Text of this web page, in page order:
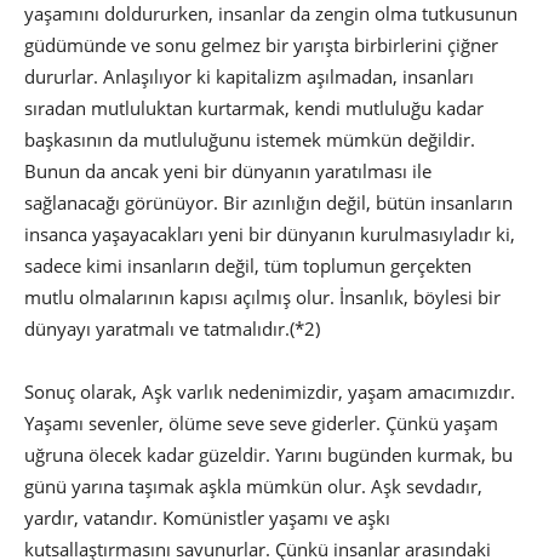
yaşamını doldururken, insanlar da zengin olma tutkusunun
güdümünde ve sonu gelmez bir yarışta birbirlerini çiğner
dururlar. Anlaşılıyor ki kapitalizm aşılmadan, insanları
sıradan mutluluktan kurtarmak, kendi mutluluğu kadar
başkasının da mutluluğunu istemek mümkün değildir.
Bunun da ancak yeni bir dünyanın yaratılması ile
sağlanacağı görünüyor. Bir azınlığın değil, bütün insanların
insanca yaşayacakları yeni bir dünyanın kurulmasıyladır ki,
sadece kimi insanların değil, tüm toplumun gerçekten
mutlu olmalarının kapısı açılmış olur. İnsanlık, böylesi bir
dünyayı yaratmalı ve tatmalıdır.(*2)
Sonuç olarak, Aşk varlık nedenimizdir, yaşam amacımızdır.
Yaşamı sevenler, ölüme seve seve giderler. Çünkü yaşam
uğruna ölecek kadar güzeldir. Yarını bugünden kurmak, bu
günü yarına taşımak aşkla mümkün olur. Aşk sevdadır,
yardır, vatandır. Komünistler yaşamı ve aşkı
kutsallaştırmasını savunurlar. Çünkü insanlar arasındaki